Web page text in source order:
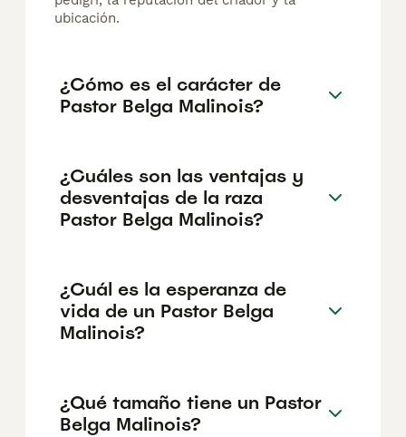
ubicación.
¿Cómo es el carácter de
Pastor Belga Malinois?
¿Cuáles son las ventajas y
desventajas de la raza
Pastor Belga Malinois?
¿Cuál es la esperanza de
vida de un Pastor Belga
Malinois?
¿Qué tamaño tiene un Pastor
Belga Malinois?